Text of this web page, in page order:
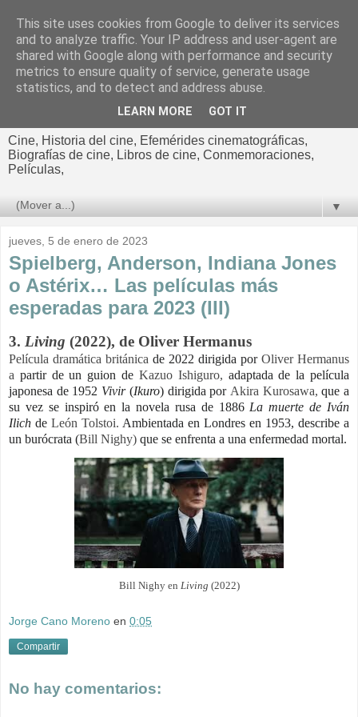
El cultural
cinematográfico de Jorge
Cine, Historia del cine, Efemérides cinematográficas,
Biografías de cine, Libros de cine, Conmemoraciones,
Películas,
▼
jueves, 5 de enero de 2023
Spielberg, Anderson, Indiana Jones
o Astérix… Las películas más
esperadas para 2023 (III)
3. Living (2022), de Oliver Hermanus
Película dramática británica de 2022 dirigida por Oliver Hermanus
a partir de un guion de Kazuo Ishiguro, adaptada de la película
japonesa de 1952 Vivir (Ikuro) dirigida por Akira Kurosawa,que a
su vez se inspiró en la novela rusa de 1886 La muerte de Iván
Ilich de León Tolstoi. Ambientada en Londres en 1953, describe a
un burócrata (Bill Nighy) que se enfrenta a una enfermedad mortal.
Bill Nighy en Living (2022)
Jorge Cano Moreno en 0:05
Compartir
No hay comentarios:
This site uses cookies from Google to deliver its services
and to analyze traffic. Your IP address and user-agent are
shared with Google along with performance and security
metrics to ensure quality of service, generate usage
statistics, and to detect and address abuse.
LEARN MORE GOT IT